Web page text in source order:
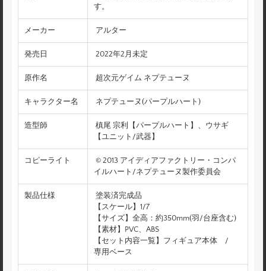
す。
メーカー アルター
発売日 2022年2月未定
原作名 超次元ゲイム ネプテューヌ
キャラクター名 ネプテューヌ(パープルハート)
造型師
槙尾 宗利【パープルハート】、ウサギ
【ユニット/武器】
コピーライト
© 2013 アイディアファクトリー・コンパ
イルハート/ネプテューヌ製作委員会
製品仕様
塗装済完成品
【スケール】1/7
【サイズ】全高：約350mm(羽/台座含む)
【素材】PVC、ABS
【セット内容一覧】フィギュア本体 /
専用ベース